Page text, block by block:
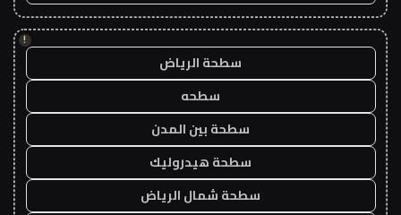
!
سطحة الرياض
سطحه
سطحة بين المدن
سطحة هيدروليك
سطحة شمال الرياض